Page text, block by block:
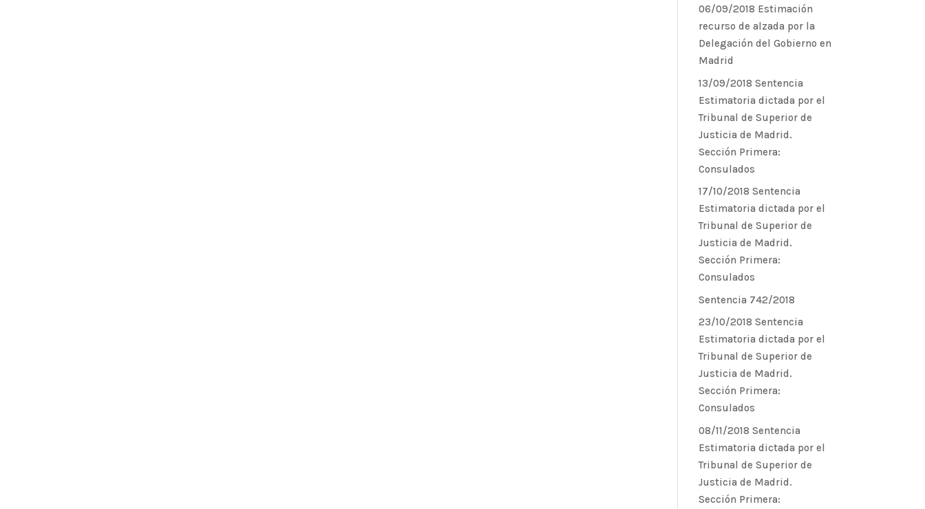
06/09/2018 Estimación
recurso de alzada por la
Delegación del Gobierno en
Madrid
13/09/2018 Sentencia
Estimatoria dictada por el
Tribunal de Superior de
Justicia de Madrid.
Sección Primera:
Consulados
17/10/2018 Sentencia
Estimatoria dictada por el
Tribunal de Superior de
Justicia de Madrid.
Sección Primera:
Consulados
Sentencia 742/2018
23/10/2018 Sentencia
Estimatoria dictada por el
Tribunal de Superior de
Justicia de Madrid.
Sección Primera:
Consulados
08/11/2018 Sentencia
Estimatoria dictada por el
Tribunal de Superior de
Justicia de Madrid.
Sección Primera: